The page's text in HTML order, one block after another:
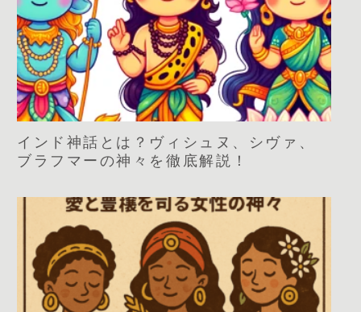
インド神話とは？ヴィシュヌ、シヴァ、
ブラフマーの神々を徹底解説！